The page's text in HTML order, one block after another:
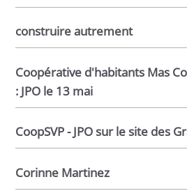
construire autrement
Coopérative d'habitants Mas
: JPO le 13 mai
CoopSVP - JPO sur le site des
Corinne Martinez